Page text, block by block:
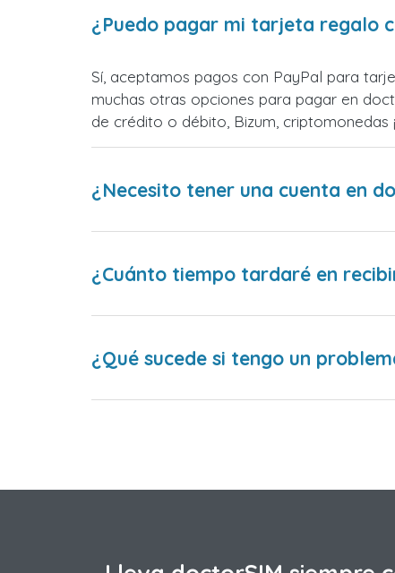
¿Puedo pagar mi tarjeta regalo
Sí, aceptamos pagos con PayPal para
muchas otras opciones para pagar en
de crédito o débito, Bizum,
¿Necesito tener una cuenta en
¿Cuánto tiempo tardaré en
¿Qué sucede si tengo un